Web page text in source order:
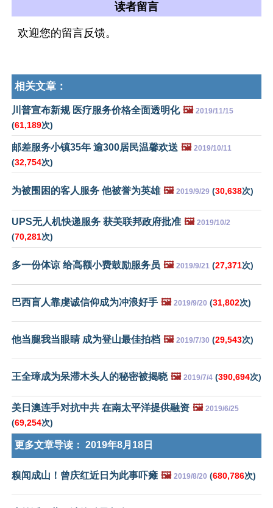
读者留言
欢迎您的留言反馈。
相关文章：
川普宣布新规 医疗服务价格全面透明化 🖼️ 2019/11/15
(61,189次)
邮差服务小镇35年 逾300居民温馨欢送 🖼️ 2019/10/11
(32,754次)
为被围困的客人服务 他被誉为英雄 🖼️ 2019/9/29 (30,638次)
UPS无人机快递服务 获美联邦政府批准 🖼️ 2019/10/2
(70,281次)
多一份体谅 给高额小费鼓励服务员 🖼️ 2019/9/21 (27,371次)
巴西盲人靠虔诚信仰成为冲浪好手 🖼️ 2019/9/20 (31,802次)
他当腿我当眼睛 成为登山最佳拍档 🖼️ 2019/7/30 (29,543次)
王全璋成为呆滞木头人的秘密被揭晓 🖼️ 2019/7/4 (390,694次)
美日澳连手对抗中共 在南太平洋提供融资 🖼️ 2019/6/25
(69,254次)
更多文章导读： 2019年8月18日
糗闻成山！曾庆红近日为此事吓瘫 🖼️ 2019/8/20 (680,786次)